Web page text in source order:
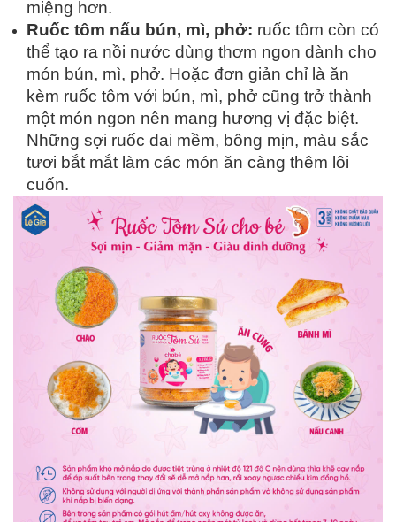
miệng hơn.
Ruốc tôm nấu bún, mì, phở: ruốc tôm còn có
thể tạo ra nồi nước dùng thơm ngon dành cho
món bún, mì, phở. Hoặc đơn giản chỉ là ăn
kèm ruốc tôm với bún, mì, phở cũng trở thành
một món ngon nên mang hương vị đặc biệt.
Những sợi ruốc dai mềm, bông mịn, màu sắc
tươi bắt mắt làm các món ăn càng thêm lôi
cuốn.